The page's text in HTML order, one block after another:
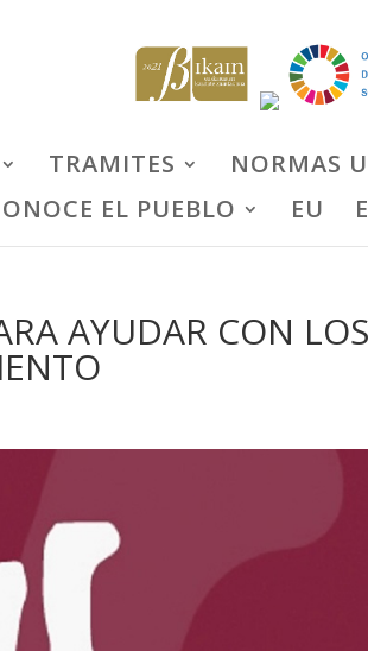
TRAMITES NORMAS
EL PUEBLO
EU
AYUDAR CON LOS